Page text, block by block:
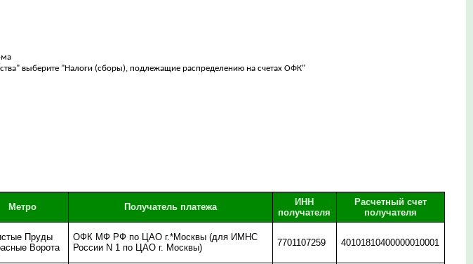
выберите "Налоги (сборы), подлежащие распределению на счетах ОФК"
Метро Получатель платежа
ИНН
получателя
Расчетный счет
получателя
Пруды
Ворота
ОФК МФ РФ по ЦАО г.*Москвы (для ИМНС
России N 1 по ЦАО г. Москвы)
7701107259 40101810400000010001